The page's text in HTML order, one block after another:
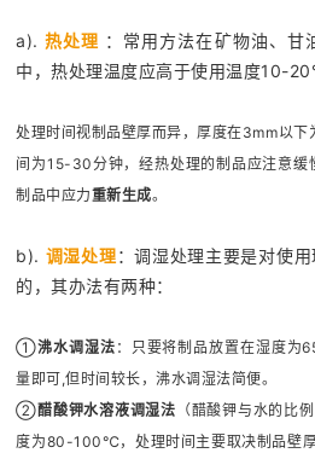
a).热处理 ：常用方法在矿物油、甘
中，热处理温度应高于使用温度10-
处理时间视制品壁厚而异，厚度在3mm以
间为15-30分钟，经热处理的制品应注意缓
制品中应力重新生成。
b). 调湿处理：调湿处理主要是对使
的，其办法有两种：
①沸水调湿法 ：只要将制品放置在湿度为
量即可,但时间较长，沸水调湿法简便。
②醋酸钾水溶液调湿法 （醋酸钾与水的比
度为80-100℃，处理时间主要取决制品壁厚